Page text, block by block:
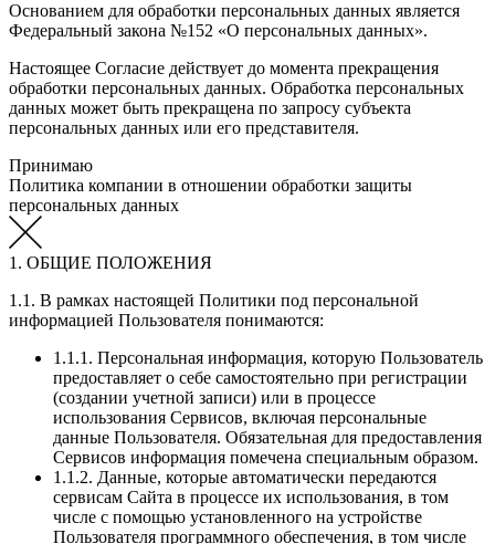
Основанием для обработки персональных данных является
Федеральный закона №152 «О персональных данных».
Настоящее Согласие действует до момента прекращения
обработки персональных данных. Обработка персональных
данных может быть прекращена по запросу субъекта
персональных данных или его представителя.
Принимаю
Политика компании в отношении обработки защиты
персональных данных
1. ОБЩИЕ ПОЛОЖЕНИЯ
1.1. В рамках настоящей Политики под персональной
информацией Пользователя понимаются:
1.1.1. Персональная информация, которую Пользователь
предоставляет о себе самостоятельно при регистрации
(создании учетной записи) или в процессе
использования Сервисов, включая персональные
данные Пользователя. Обязательная для предоставления
Сервисов информация помечена специальным образом.
1.1.2. Данные, которые автоматически передаются
сервисам Сайта в процессе их использования, в том
числе с помощью установленного на устройстве
Пользователя программного обеспечения, в том числе